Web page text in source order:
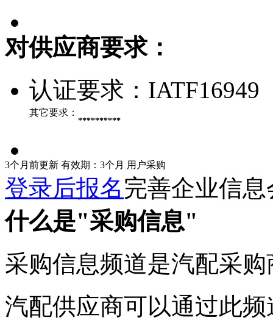
对供应商要求：
认证要求： IATF16949
其它要求：
**********
3个月前更新 有效期：3个月 用户采购
登录后报名完善企业信
什么是"采购信息"
采购信息频道是汽配采
汽配供应商可以通过此